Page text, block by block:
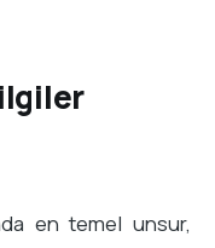
en temel unsur,